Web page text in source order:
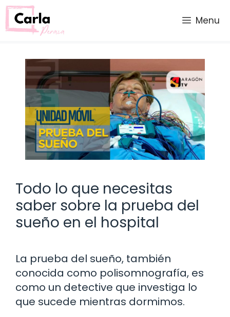
Saltar
al
contenido
Menu
Todo lo que necesitas
saber sobre la prueba del
sueño en el hospital
La prueba del sueño, también
conocida como polisomnografía, es
como un detective que investiga lo
que sucede mientras dormimos.